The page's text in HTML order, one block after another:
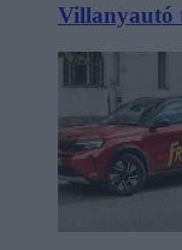
Villanyautó